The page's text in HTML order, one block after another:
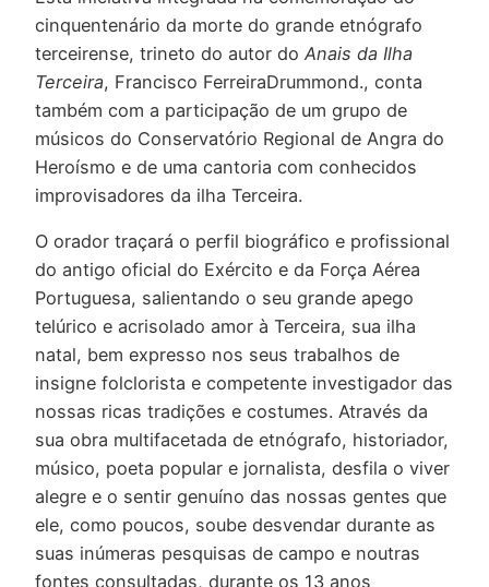
cinquentenário da morte do grande etnógrafo
terceirense, trineto do autor do Anais da Ilha
Terceira, Francisco FerreiraDrummond., conta
também com a participação de um grupo de
músicos do Conservatório Regional de Angra do
Heroísmo e de uma cantoria com conhecidos
improvisadores da ilha Terceira.
O orador traçará o perfil biográfico e profissional
do antigo oficial do Exército e da Força Aérea
Portuguesa, salientando o seu grande apego
telúrico e acrisolado amor à Terceira, sua ilha
natal, bem expresso nos seus trabalhos de
insigne folclorista e competente investigador das
nossas ricas tradições e costumes. Através da
sua obra multifacetada de etnógrafo, historiador,
músico, poeta popular e jornalista, desfila o viver
alegre e o sentir genuíno das nossas gentes que
ele, como poucos, soube desvendar durante as
suas inúmeras pesquisas de campo e noutras
fontes consultadas, durante os 13 anos